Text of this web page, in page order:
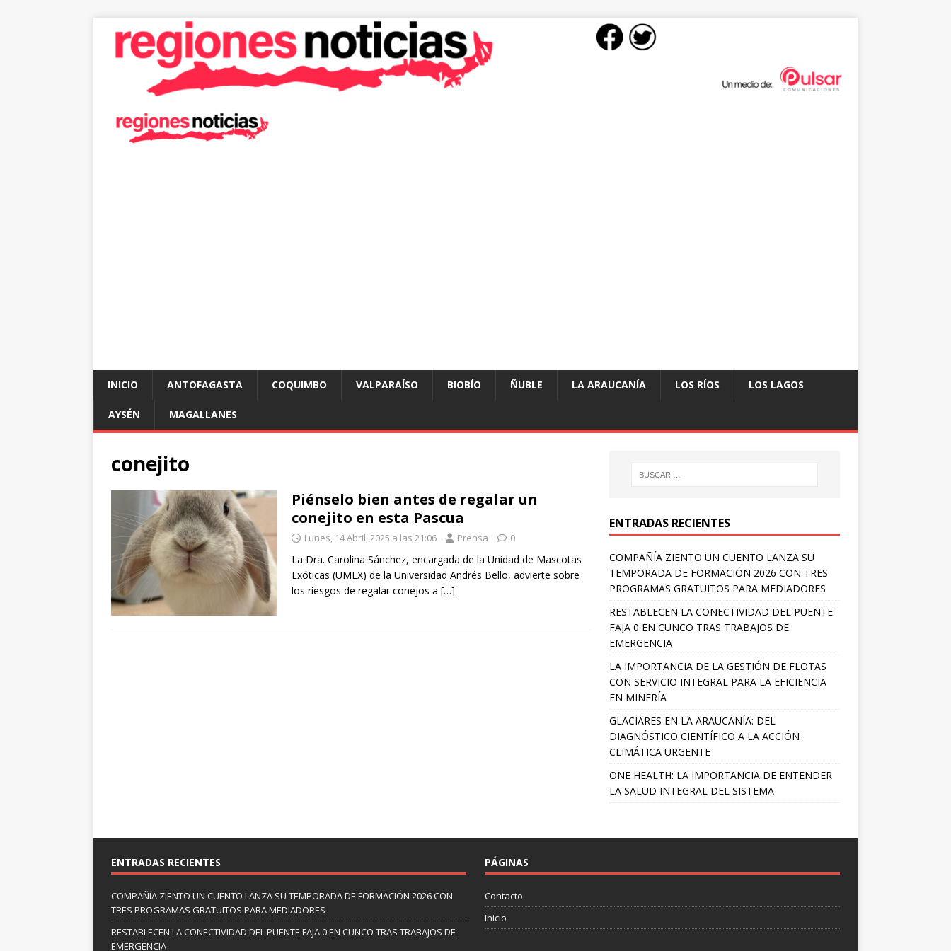
INICIO ANTOFAGASTA COQUIMBO VALPARAÍSO BIOBÍO ÑUBLE LA ARAUCANÍA LOS RÍOS LOS LAGOS
AYSÉN MAGALLANES
conejito
Piénselo bien antes de regalar un
conejito en esta Pascua
Lunes, 14 Abril, 2025 a las 21:06 Prensa 0
La Dra. Carolina Sánchez, encargada de la Unidad de Mascotas
Exóticas (UMEX) de la Universidad Andrés Bello, advierte sobre
los riesgos de regalar conejos a […]
ENTRADAS RECIENTES
COMPAÑÍA ZIENTO UN CUENTO LANZA SU
TEMPORADA DE FORMACIÓN 2026 CON TRES
PROGRAMAS GRATUITOS PARA MEDIADORES
RESTABLECEN LA CONECTIVIDAD DEL PUENTE
FAJA 0 EN CUNCO TRAS TRABAJOS DE
EMERGENCIA
LA IMPORTANCIA DE LA GESTIÓN DE FLOTAS
CON SERVICIO INTEGRAL PARA LA EFICIENCIA
EN MINERÍA
GLACIARES EN LA ARAUCANÍA: DEL
DIAGNÓSTICO CIENTÍFICO A LA ACCIÓN
CLIMÁTICA URGENTE
ONE HEALTH: LA IMPORTANCIA DE ENTENDER
LA SALUD INTEGRAL DEL SISTEMA
ENTRADAS RECIENTES
COMPAÑÍA ZIENTO UN CUENTO LANZA SU TEMPORADA DE FORMACIÓN 2026 CON
TRES PROGRAMAS GRATUITOS PARA MEDIADORES
RESTABLECEN LA CONECTIVIDAD DEL PUENTE FAJA 0 EN CUNCO TRAS TRABAJOS DE
EMERGENCIA
PÁGINAS
Contacto
Inicio